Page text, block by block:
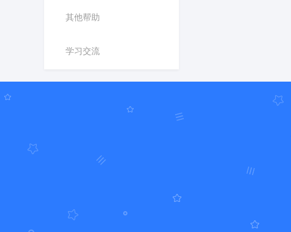
其他帮助
学习交流